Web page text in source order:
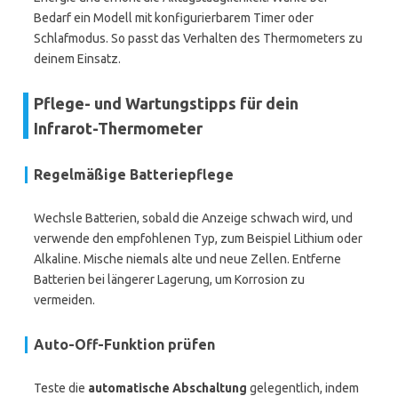
Bedarf ein Modell mit konfigurierbarem Timer oder
Schlafmodus. So passt das Verhalten des Thermometers zu
deinem Einsatz.
Pflege- und Wartungstipps für dein
Infrarot-Thermometer
Regelmäßige Batteriepflege
Wechsle Batterien, sobald die Anzeige schwach wird, und
verwende den empfohlenen Typ, zum Beispiel Lithium oder
Alkaline. Mische niemals alte und neue Zellen. Entferne
Batterien bei längerer Lagerung, um Korrosion zu
vermeiden.
Auto-Off-Funktion prüfen
Teste die automatische Abschaltung gelegentlich, indem